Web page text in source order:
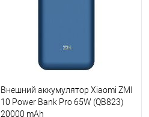
Внешний аккумулятор Xiaomi ZMI
10 Power Bank Pro 65W (QB823)
20000 mAh